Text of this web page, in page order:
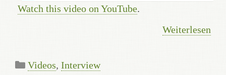
Watch this video on YouTube.
Weiterlesen
Kategorien
Videos, Interview